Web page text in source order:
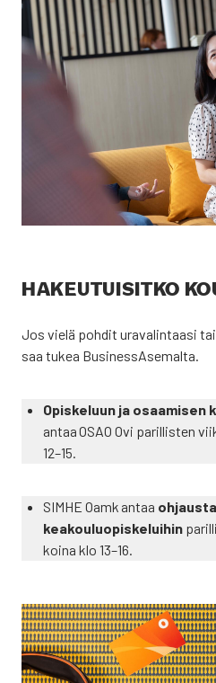
HAKEU­TUI­SIT­KO
Jos vie­lä poh­dit ura­va­lin­taa­si
saa tukea Busi­ness­A­se­mal­ta.
Opis­ke­luun ja osaa­mi­sen
antaaOSAO Ovi paril­lis­ten
12–15.
SIM­HE Oamk antaa
kea­kou­luo­pis­ke­lui­hin
koi­na klo 13–16.